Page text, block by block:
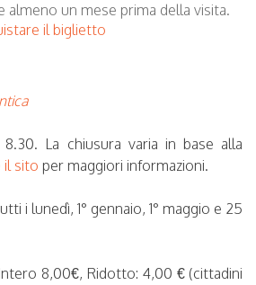
almeno un mese prima della visita.
il biglietto
La chiusura varia in base alla
il sito per maggiori informazioni.
i lunedì, 1° gennaio, 1° maggio e 25
Intero 8,00€, Ridotto: 4,00 € (cittadini